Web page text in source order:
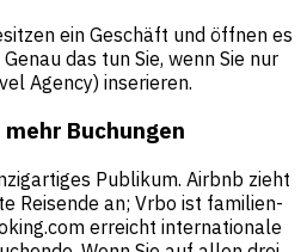
ein Geschäft und öffnen es
das tun Sie, wenn Sie nur
Agency) inserieren.
Buchungen
Publikum. Airbnb zieht
Reisende an; Vrbo ist familien-
erreicht internationale